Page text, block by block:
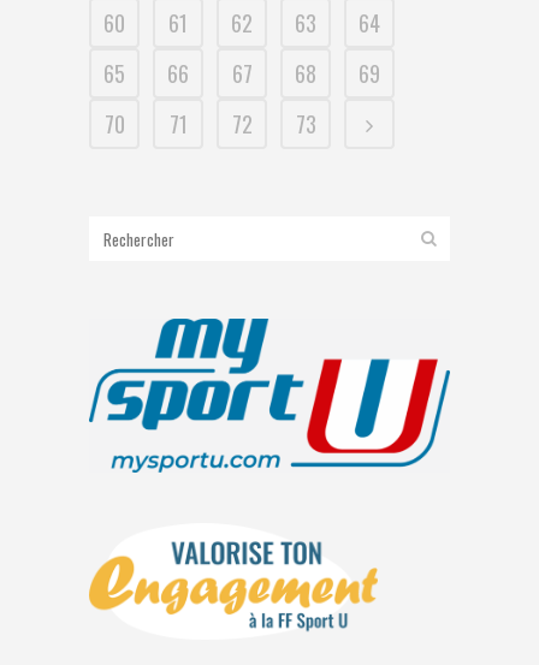
60
61 62 63
64
65
66 67 68
69
70
71 72 73